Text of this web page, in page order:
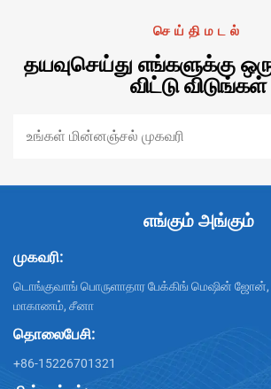
செய்திமடல்
தயவுசெய்து எங்களுக்கு
விட்டு விடுங்கள்
எங்கும் அங்கும்
முகவரி:
டொங்குவாங் பொருளாதார பேக்கிங் மெஷின் ஜோன்,
மாகாணம், சீனா
தொலைபேசி:
+86-15226701321